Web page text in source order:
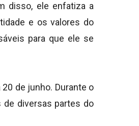
disso, ele enfatiza a
e os valores do
para que ele se
de junho. Durante o
de diversas partes do